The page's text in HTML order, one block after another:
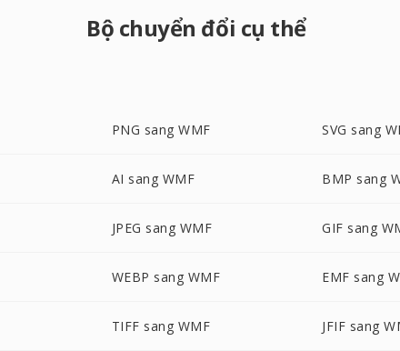
Bộ chuyển đổi cụ thể
PNG sang WMF SVG sang
AI sang WMF BMP sang
JPEG sang WMF GIF sang
WEBP sang WMF EMF sang
TIFF sang WMF JFIF sang